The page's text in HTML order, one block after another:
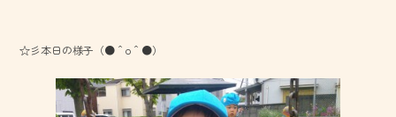
☆彡本日の様子（●＾o＾●）